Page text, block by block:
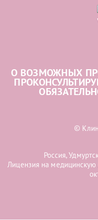
О ВОЗМОЖНЫХ
©
Россия,
Лицензия на